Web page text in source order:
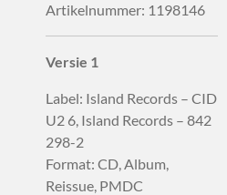
Artikelnummer: 1198146
Versie 1
Label: Island Records – CID
U2 6, Island Records – 842
298-2
Format: CD, Album,
Reissue, PMDC